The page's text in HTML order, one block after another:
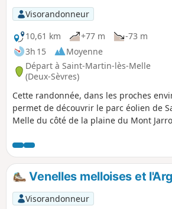
Visorandonneur
10,61 km
+77 m
-73 m
3h 15
Moyenne
Départ à Saint-Martin-lès-Melle
(Deux-Sèvres)
Cette randonnée, dans les proches
permet de découvrir le parc éolien de
Melle du côté de la plaine du Mont
partie de la propriété privée du Château
Attention : itinéraire modifié en fin de
"Informations pratiques")
Venelles melloises et
Visorandonneur